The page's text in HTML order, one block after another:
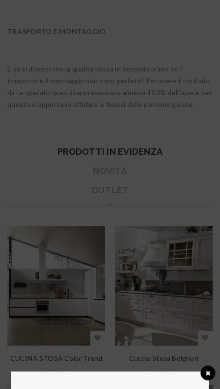
TRASPORTO E MONTAGGIO
E se ti dicessi che la qualità passa in secondo piano se il
trasporto e il montaggio non sono perfetti? Per avere il risultato
da te sperato questi rappresentano almeno il 50% dell’opera, per
questo è opportuno affidarsi e fidarsi delle persone giuste.
PRODOTTI IN EVIDENZA
CUCINA STOSA Color Trend Cucina Stosa Bolgheri